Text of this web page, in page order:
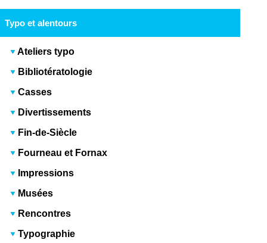
Typo et alentours
Ateliers typo
Bibliotératologie
Casses
Divertissements
Fin-de-Siècle
Fourneau et Fornax
Impressions
Musées
Rencontres
Typographie